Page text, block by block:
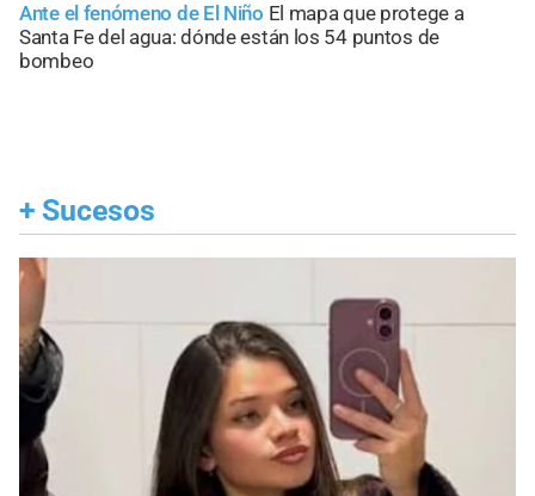
Ante el fenómeno de El Niño El mapa que protege a
Santa Fe del agua: dónde están los 54 puntos de
bombeo
+ Sucesos